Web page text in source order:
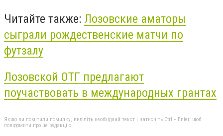
Читайте также: Лозовские аматоры
сыграли рождественские матчи по
футзалу
Лозовской ОТГ предлагают
поучаствовать в международных грантах
Якщо ви помітили помилку, виділіть необхідний текст і натисніть Ctrl + Enter, щоб
повідомити про це редакцію